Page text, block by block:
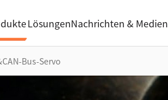
LösungenNachrichten & Medien
Bus-Servo